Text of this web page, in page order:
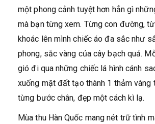
một phong cảnh tuyệt hơn hẳn gì
mà bạn từng xem. Từng con đường,
khoác lên mình chiếc áo đa sắc như
phong, sắc vàng của cây bạch quả.
gió đi qua những chiếc lá hình cánh
xuống mặt đất tạo thành 1 thảm vàng
từng bước chân, đẹp một cách kì lạ.
Mùa thu Hàn Quốc mang nét trữ tình